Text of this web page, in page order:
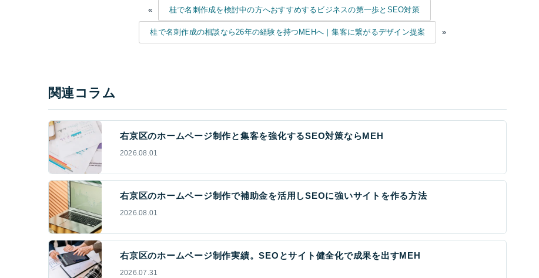
« 桂で名刺作成を検討中の方へおすすめするビジネスの第一歩とSEO対策
桂で名刺作成の相談なら26年の経験を持つMEHへ｜集客に繋がるデザイン提案 »
関連コラム
右京区のホームページ制作と集客を強化するSEO対策ならMEH
2026.08.01
右京区のホームページ制作で補助金を活用しSEOに強いサイトを作る方法
2026.08.01
右京区のホームページ制作実績。SEOとサイト健全化で成果を出すMEH
2026.07.31